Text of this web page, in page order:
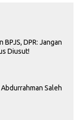
BPJS, DPR: Jangan
Diusut!
Saleh